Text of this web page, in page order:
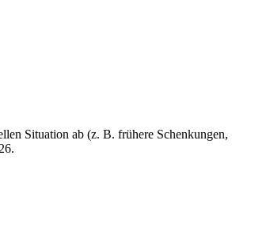
Situation ab (z. B. frühere Schenkungen,